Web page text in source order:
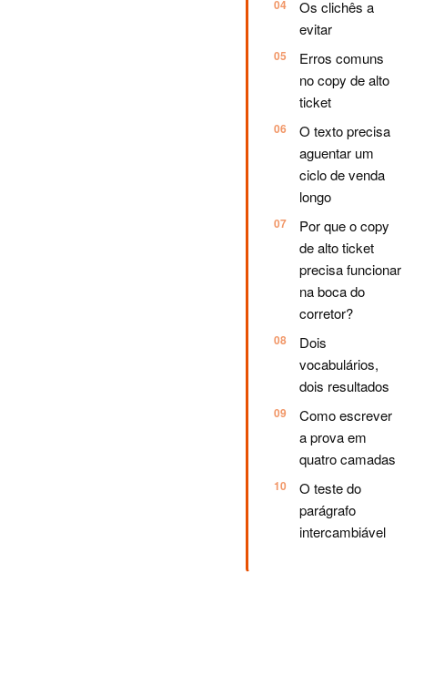
Os clichês a
evitar
Erros comuns
no copy de alto
ticket
O texto precisa
aguentar um
ciclo de venda
longo
Por que o copy
de alto ticket
precisa funcionar
na boca do
corretor?
Dois
vocabulários,
dois resultados
Como escrever
a prova em
quatro camadas
O teste do
parágrafo
intercambiável